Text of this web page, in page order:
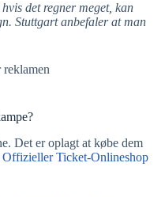
det regner meget, kan
Stuttgart anbefaler at man
Det er oplagt at købe dem
Offizieller Ticket-Onlineshop